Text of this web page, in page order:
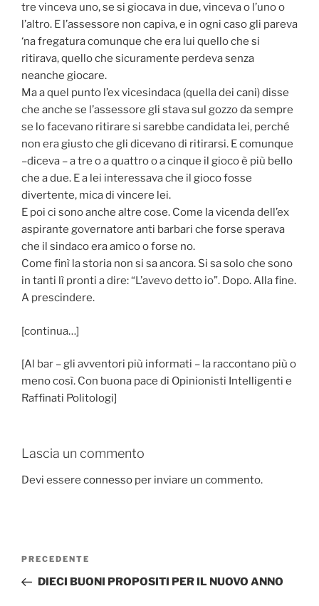
tre vinceva uno, se si giocava in due, vinceva o l’uno o
l’altro. E l’assessore non capiva, e in ogni caso gli pareva
‘na fregatura comunque che era lui quello che si
ritirava, quello che sicuramente perdeva senza
neanche giocare.
Ma a quel punto l’ex vicesindaca (quella dei cani) disse
che anche se l’assessore gli stava sul gozzo da sempre
se lo facevano ritirare si sarebbe candidata lei, perché
non era giusto che gli dicevano di ritirarsi. E comunque
–diceva – a tre o a quattro o a cinque il gioco è più bello
che a due. E a lei interessava che il gioco fosse
divertente, mica di vincere lei.
E poi ci sono anche altre cose. Come la vicenda dell’ex
aspirante governatore anti barbari che forse sperava
che il sindaco era amico o forse no.
Come finì la storia non si sa ancora. Si sa solo che sono
in tanti lì pronti a dire: “L’avevo detto io”. Dopo. Alla fine.
A prescindere.
[continua…]
[Al bar – gli avventori più informati – la raccontano più o
meno così. Con buona pace di Opinionisti Intelligenti e
Raffinati Politologi]
Lascia un commento
Devi essere connesso per inviare un commento.
Navigazione
Articolo
precedente:
PRECEDENTE
DIECI BUONI PROPOSITI PER IL NUOVO ANNO